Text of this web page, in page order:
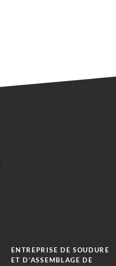
ENTREPRISE DE SOUDURE
ET D’ASSEMBLAGE DE